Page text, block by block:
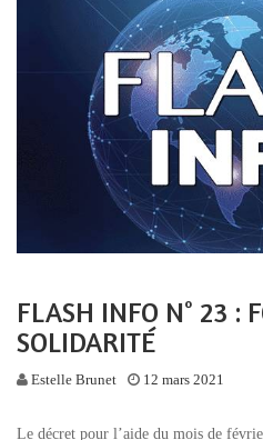
FLASH INFO N° 23 :
SOLIDARITÉ
Estelle Brunet 12 mars 2021
Le décret pour l’aide du mois de